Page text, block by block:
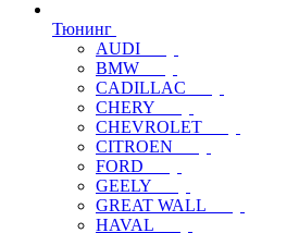
Тюнинг
AUDI
BMW
CADILLAC
CHERY
CHEVROLET
CITROEN
FORD
GEELY
GREAT WALL
HAVAL